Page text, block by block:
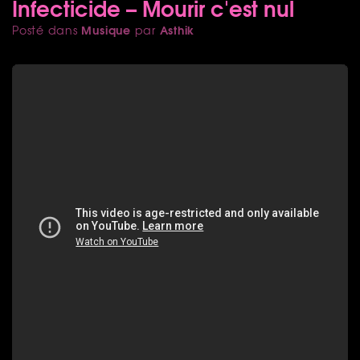
Infecticide – Mourir c'est nul
Posté dans Musique par Asthik